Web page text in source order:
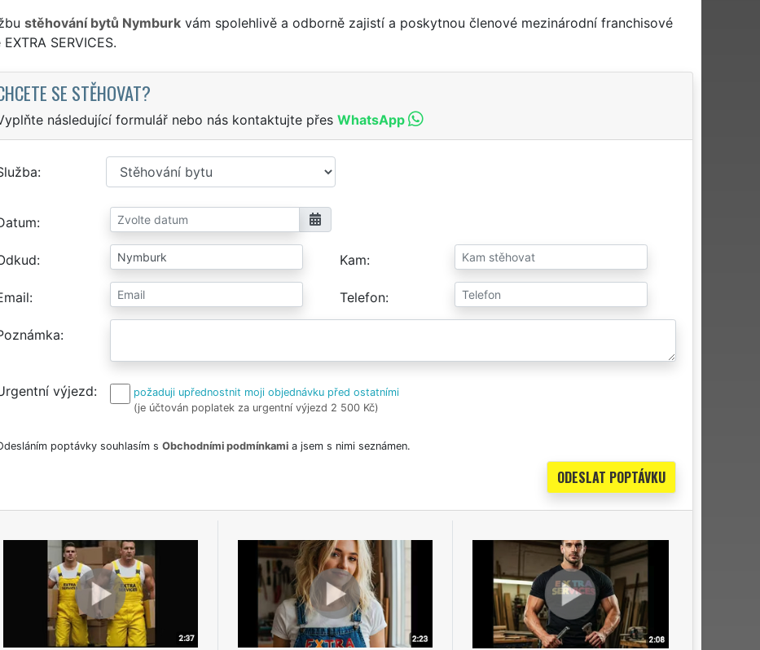
stěhování bytů Nymburkvám spolehlivě a odborně zajistí a poskytnou členové mezinárodní franchisové
SERVICES.
SE STĚHOVAT?
následující formulář nebo nás kontaktujte přes WhatsApp
Kam
Telefon
výjezd
požaduji upřednostnit moji objednávku před ostatními
(je účtován poplatek za urgentní výjezd 2 500 Kč)
poptávky souhlasím s Obchodními podmínkamia jsem s nimi seznámen.